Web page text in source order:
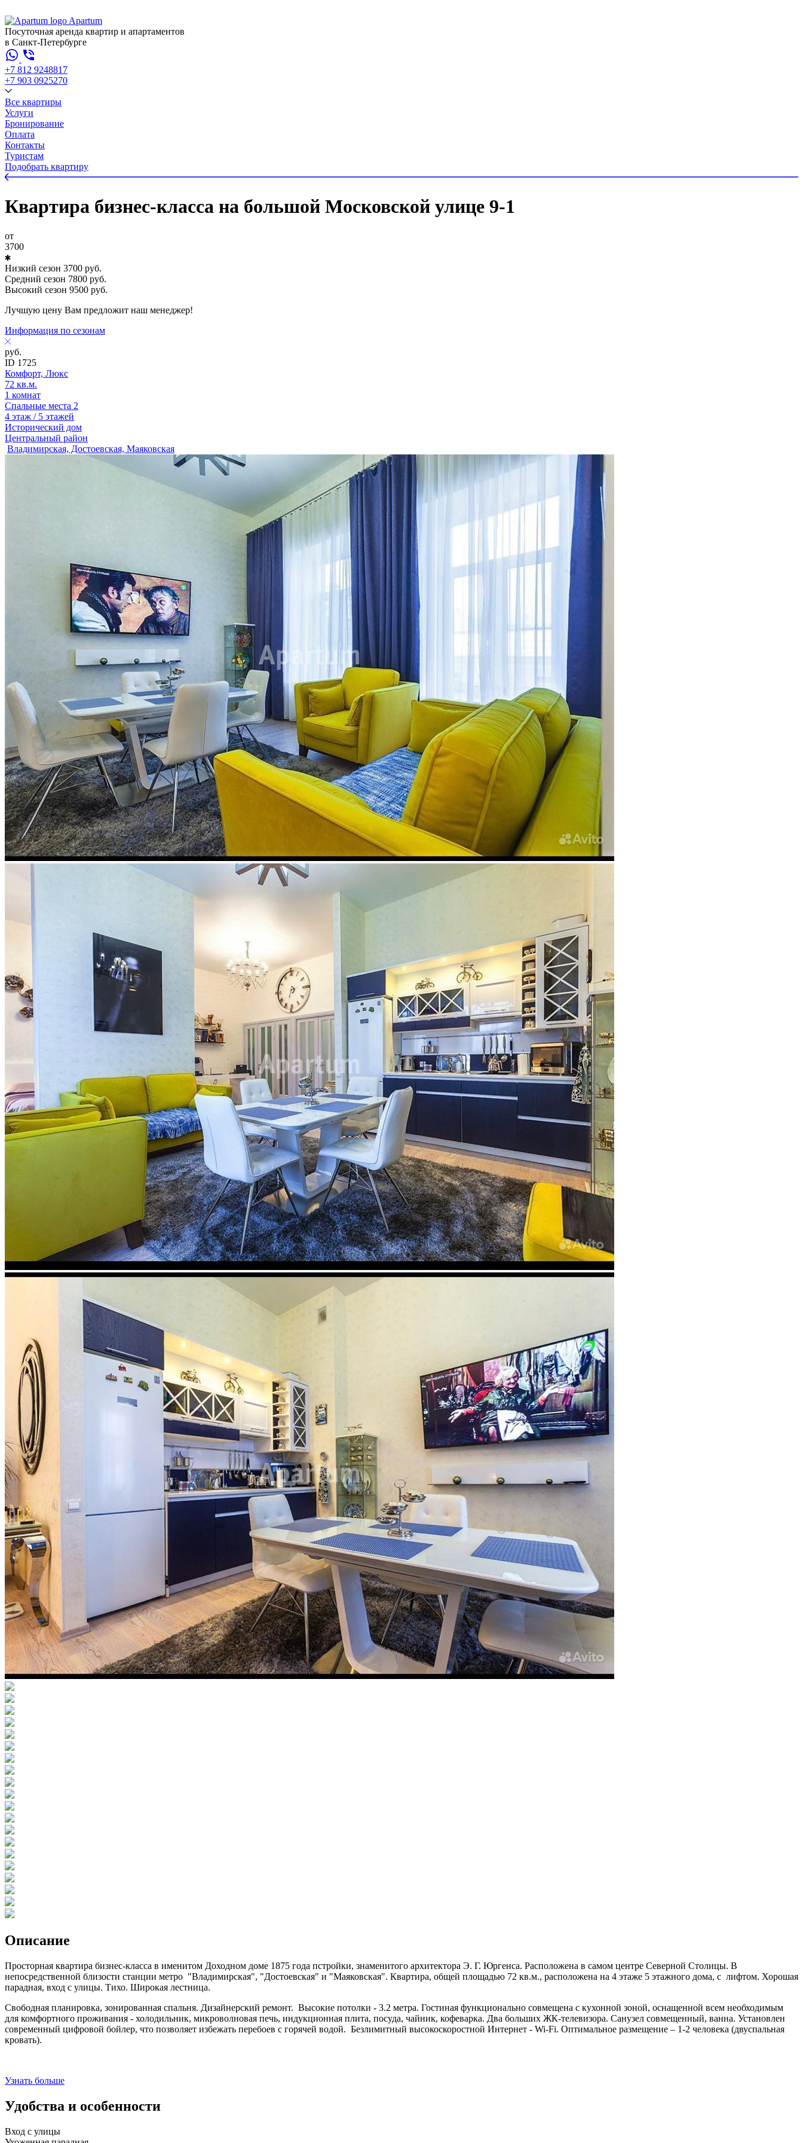
Apartum
Посуточная аренда квартир и апартаментов
в Санкт-Петербурге
+7 812 9248817
+7 903 0925270
Все квартиры
Услуги
Бронирование
Оплата
Контакты
Туристам
Подобрать квартиру
Квартира бизнес-класса на большой Московской улице 9-1
от
3700
Низкий сезон 3700 руб.
Средний сезон 7800 руб.
Высокий сезон 9500 руб.
Лучшую цену Вам предложит наш менеджер!
Информация по сезонам
руб.
ID 1725
Комфорт, Люкс
72 кв.м.
1 комнат
Спальные места 2
4 этаж / 5 этажей
Исторический дом
Центральный район
Владимирская, Достоевская, Маяковская
Описание
Просторная квартира бизнес-класса в именитом Доходном доме 1875 года пстройки, знаменитого архитектора Э. Г. Юргенса. Расположена в самом центре Северной Столицы. В
непосредственной близости станции метро "Владимирская", "Достоевская" и "Маяковская". Квартира, общей площадью 72 кв.м., расположена на 4 этаже 5 этажного дома, с лифтом. Хорошая
парадная, вход с улицы. Тихо. Широкая лестница.
Свободная планировка, зонированная спальня. Дизайнерский ремонт. Высокие потолки - 3.2 метра. Гостиная функционально совмещена с кухонной зоной, оснащенной всем необходимым
для комфортного проживания - холодильник, микроволновая печь, индукционная плита, посуда, чайник, кофеварка. Два больших ЖК-телевизора. Санузел совмещенный, ванна. Установлен
современный цифровой бойлер, что позволяет избежать перебоев с горячей водой. Безлимитный высокоскоростной Интернет - Wi-Fi. Оптимальное размещение – 1-2 человека (двуспальная
кровать).
Узнать больше
Удобства и особенности
Вход с улицы